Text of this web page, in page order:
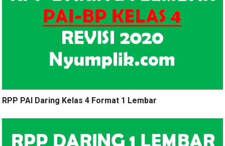
RPP PAI Daring Kelas 4 Format 1 Lembar